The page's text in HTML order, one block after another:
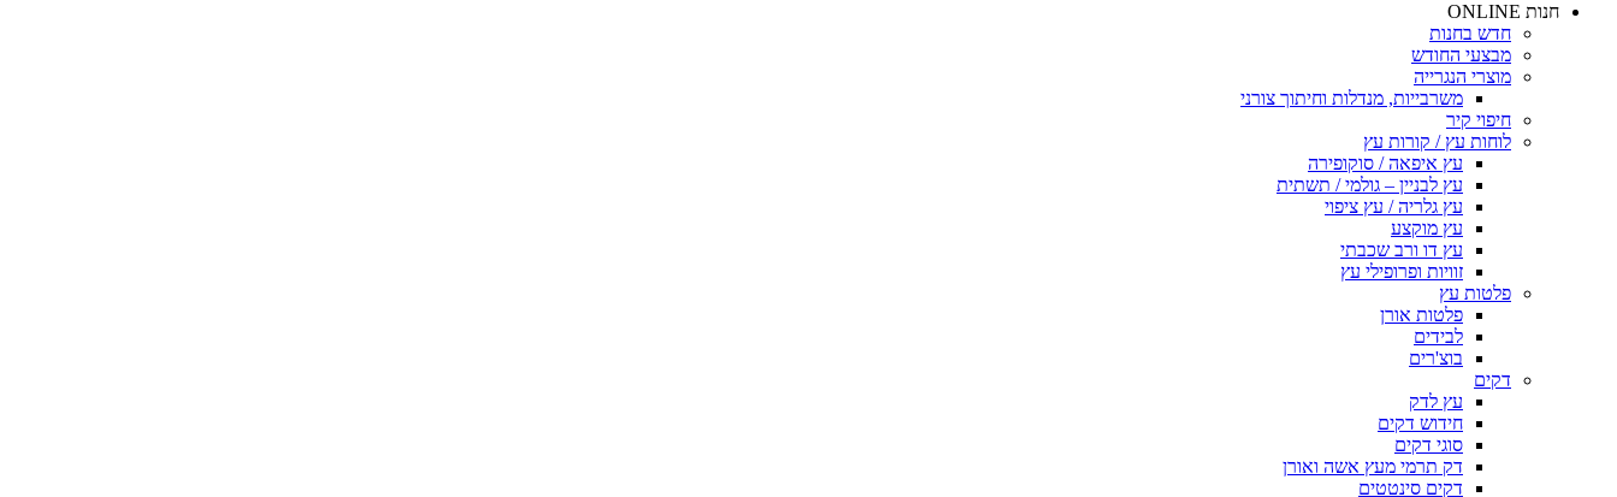
חנות ONLINE
חדש בחנות
מבצעי החודש
מוצרי הנגרייה
משרבייות, מנדלות וחיתוך צורני
חיפוי קיר
לוחות עץ / קורות עץ
עץ איפאה / סוקופירה
עץ לבניין – גולמי / תשתית
עץ גלריה / עץ ציפוי
עץ מוקצע
עץ דו ורב שכבתי
זוויות ופרופילי עץ
פלטות עץ
פלטות אורן
לבידים
בוצ'רים
דקים
עץ לדק
חידוש דקים
סוגי דקים
דק תרמי מעץ אשה ואורן
דקים סינטטים